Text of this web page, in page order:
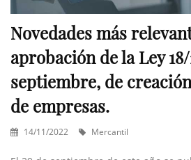
Novedades más
aprobación de la Ley
septiembre, de
de empresas.
14/11/2022 Mercantil